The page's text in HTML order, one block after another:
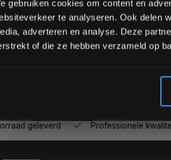
gebruiken cookies om content en
te analyseren. Ook delen
adverteren en analyse. Deze
of die ze hebben verzameld op
geleverd Professionele kwaliteit